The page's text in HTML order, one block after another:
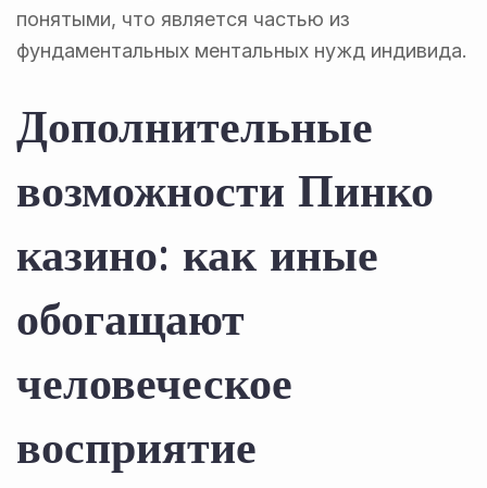
понятыми, что является частью из
фундаментальных ментальных нужд индивида.
Дополнительные
возможности Пинко
казино: как иные
обогащают
человеческое
восприятие